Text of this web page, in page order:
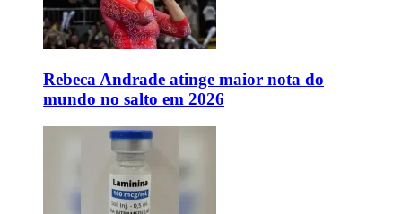
Rebeca Andrade atinge maior nota do
mundo no salto em 2026